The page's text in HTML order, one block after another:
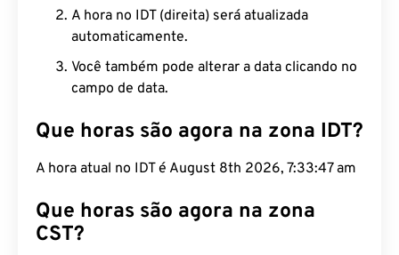
A hora no IDT (direita) será atualizada
automaticamente.
Você também pode alterar a data clicando no
campo de data.
Que horas são agora na zona IDT?
A hora atual no IDT é August 8th 2026, 7:33:48 am
Que horas são agora na zona
CST?